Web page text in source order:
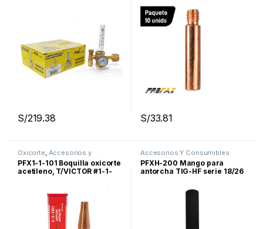
S/219.38 S/33.81
Oxicorte Accesorios y
Consumibles De Oxicorte
PFX1-1-101 Boquilla oxicorte
acetileno, T/VICTOR #1-1-
Accesorios Y Consumibles
Para Soldar ,Proceso TIG
PFXH-200 Mango para
antorcha TIG-HF serie 18/26